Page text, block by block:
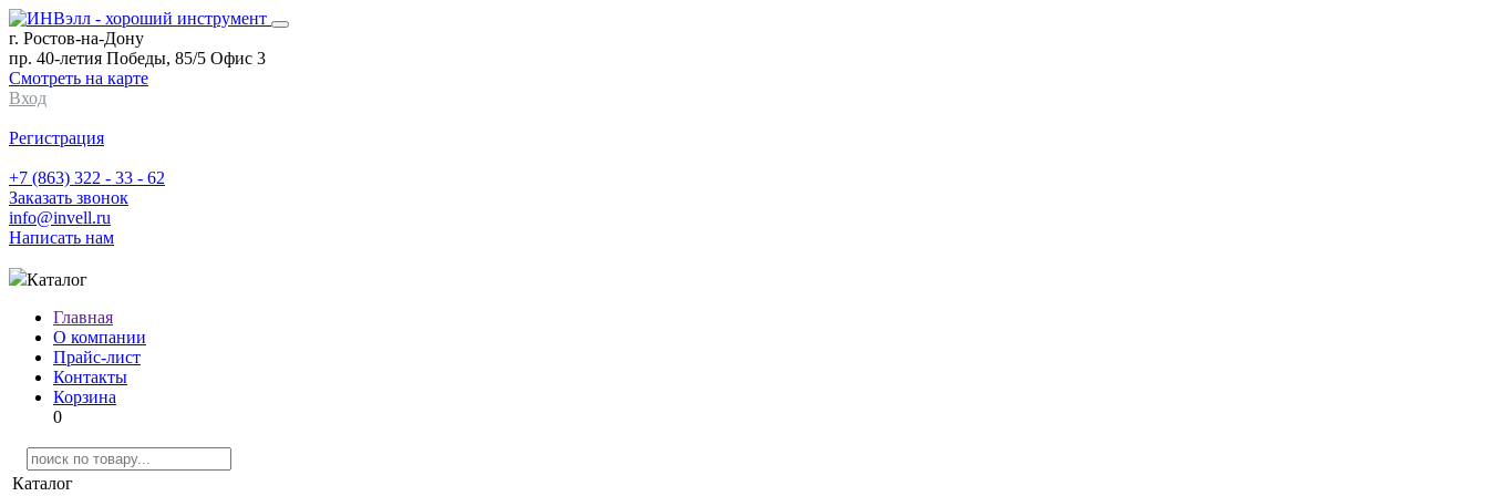
г. Ростов-на-Дону
пр. 40-летия Победы, 85/5 Офис 3
Смотреть на карте
Вход
Регистрация
+7 (863) 322 - 33 - 62
Заказать звонок
info@invell.ru
Написать нам
Каталог
Главная
О компании
Прайс-лист
Контакты
Корзина
0
Каталог